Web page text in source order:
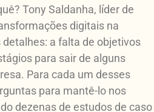
Tony Saldanha, líder de
digitais na
a falta de objetivos
para sair de alguns
Para cada um desses
para mantê-lo nos
dezenas de estudos de caso